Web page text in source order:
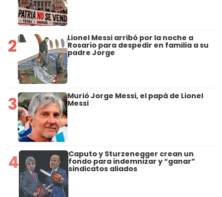
2 Lionel Messi arribó por la noche a
Rosario para despedir en familia a su
padre Jorge
3 Murió Jorge Messi, el papá de Lionel
Messi
4 Caputo y Sturzenegger crean un
fondo para indemnizar y “ganar”
sindicatos aliados